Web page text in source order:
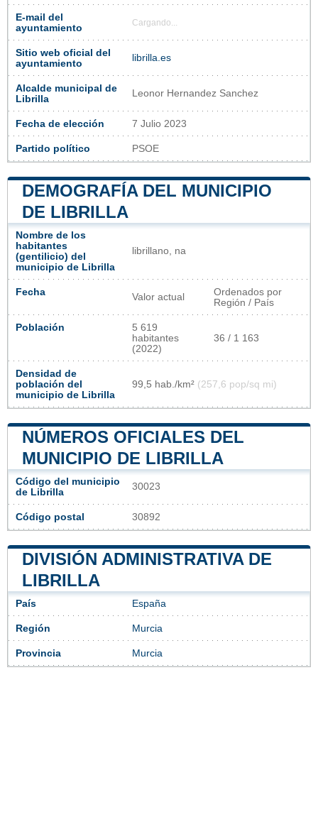
E-mail del
ayuntamiento
Cargando...
Sitio web oficial del
ayuntamiento
librilla.es
Alcalde municipal de
Librilla
Leonor Hernandez Sanchez
Fecha de elección 7 Julio 2023
Partido político PSOE
DEMOGRAFÍA DEL MUNICIPIO
DE LIBRILLA
Nombre de los
habitantes
(gentilicio) del
municipio de Librilla
librillano, na
Fecha Valor actual
Ordenados por
Región / País
Población
5 619
habitantes
(2022)
36 / 1 163
Densidad de
población del
municipio de Librilla
99,5 hab./km² (257,6 pop/sq mi)
NÚMEROS OFICIALES DEL
MUNICIPIO DE LIBRILLA
Código del municipio
de Librilla
30023
Código postal 30892
DIVISIÓN ADMINISTRATIVA DE
LIBRILLA
País España
Región Murcia
Provincia Murcia